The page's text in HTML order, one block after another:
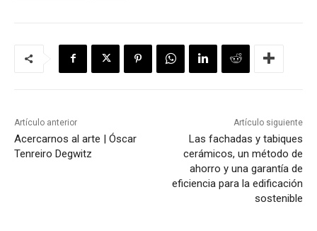
Artículo anterior
Acercarnos al arte | Óscar
Tenreiro Degwitz
Artículo siguiente
Las fachadas y tabiques
cerámicos, un método de
ahorro y una garantía de
eficiencia para la edificación
sostenible